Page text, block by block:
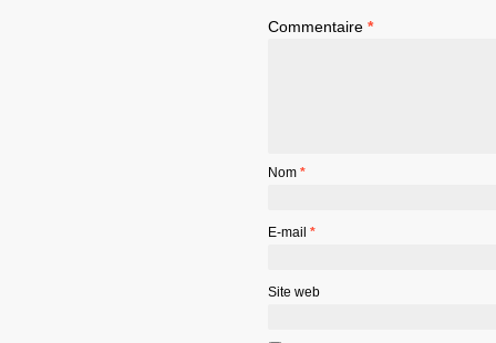
Commentaire *
Nom *
E-mail *
Site web